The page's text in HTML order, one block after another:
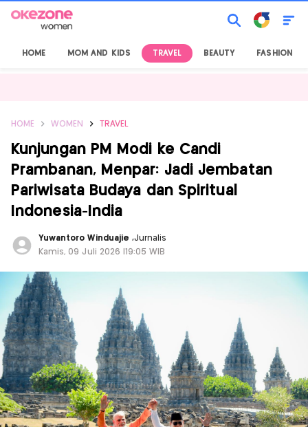
HOME MOM AND KIDS TRAVEL BEAUTY FASHION
HOME WOMEN TRAVEL
Kunjungan PM Modi ke Candi
Prambanan, Menpar: Jadi Jembatan
Pariwisata Budaya dan Spiritual
Indonesia-India
Yuwantoro Winduajie ,Jurnalis
Kamis, 09 Juli 2026 |19:05 WIB